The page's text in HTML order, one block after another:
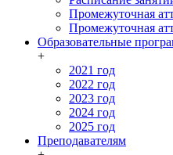
Промежуточная
Промежуточная
Образовательные
+
2021 год
2022 год
2023 год
2024 год
2025 год
Преподавателям